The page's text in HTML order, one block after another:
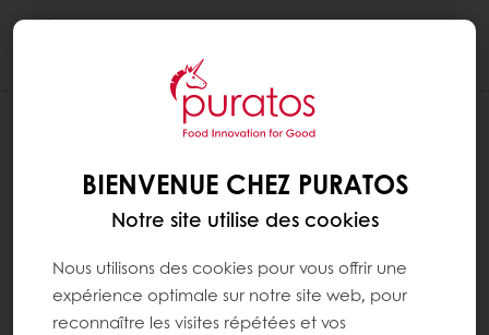
BIENVENUE CHEZ PURATOS
Notre site utilise des cookies
Nous utilisons des cookies pour vous offrir une
expérience optimale sur notre site web, pour
reconnaître les visites répétées et vos